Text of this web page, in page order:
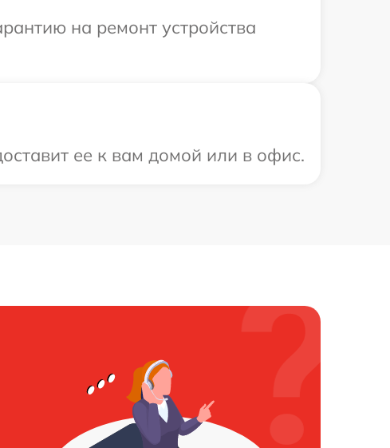
на ремонт устройства
ее к вам домой или в офис.